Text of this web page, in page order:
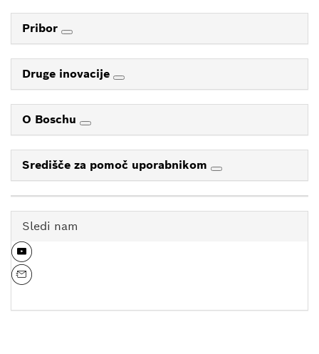
Pribor
Druge inovacije
O Boschu
Središče za pomoč uporabnikom
Sledi nam